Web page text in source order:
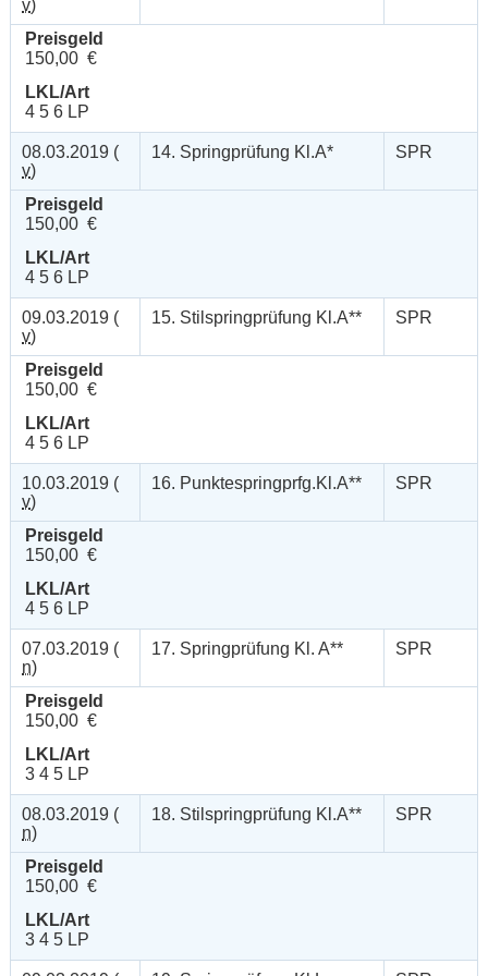
v)
Preisgeld
150,00 €
LKL/Art
4 5 6 LP
08.03.2019 (
v)
14. Springprüfung Kl.A* SPR
Preisgeld
150,00 €
LKL/Art
4 5 6 LP
09.03.2019 (
v)
15. Stilspringprüfung Kl.A** SPR
Preisgeld
150,00 €
LKL/Art
4 5 6 LP
10.03.2019 (
v)
16. Punktespringprfg.Kl.A** SPR
Preisgeld
150,00 €
LKL/Art
4 5 6 LP
07.03.2019 (
n)
17. Springprüfung Kl. A** SPR
Preisgeld
150,00 €
LKL/Art
3 4 5 LP
08.03.2019 (
n)
18. Stilspringprüfung Kl.A** SPR
Preisgeld
150,00 €
LKL/Art
3 4 5 LP